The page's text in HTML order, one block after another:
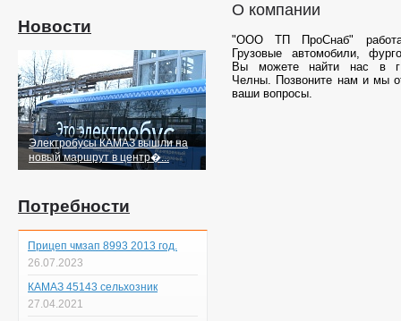
Новости
Электробусы КАМАЗ вышли на
новый маршрут в центр�...
Потребности
Прицеп чмзап 8993 2013 год.
26.07.2023
КАМАЗ 45143 сельхозник
27.04.2021
О компании
"ООО ТП ПроСнаб"
Грузовые автомобили,
Вы можете найти нас в г
Челны. Позвоните нам и мы
ваши вопросы.